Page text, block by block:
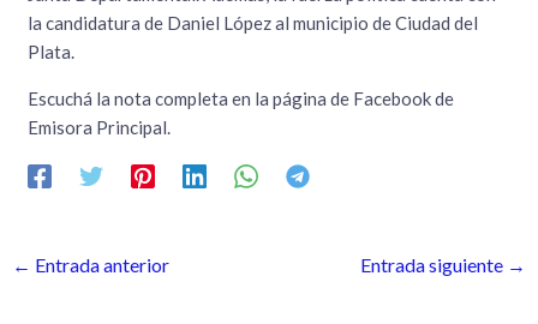
la candidatura de Daniel López al municipio de Ciudad del
Plata.
Escuchá la nota completa en la página de Facebook de
Emisora Principal.
← Entrada anterior Entrada siguiente →